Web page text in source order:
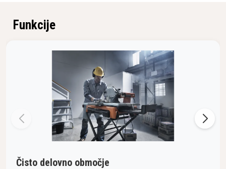
Funkcije
Čisto delovno območje